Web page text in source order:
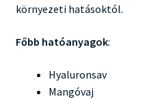
környezeti hatásoktól.
Főbb hatóanyagok:
Hyaluronsav
Mangóvaj